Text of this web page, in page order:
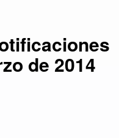
de 2014